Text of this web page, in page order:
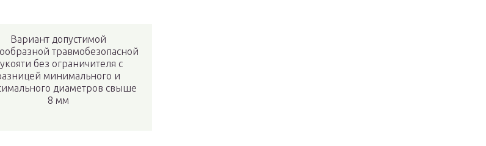
Вариант допустимой
травмобезопасной
без ограничителя с
минимального и
диаметров свыше
8 мм